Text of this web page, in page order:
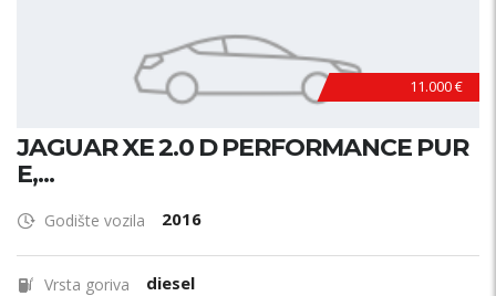
11.000 €
JAGUAR XE 2.0 D PERFORMANCE PUR
E,...
Godište vozila 2016
Vrsta goriva diesel